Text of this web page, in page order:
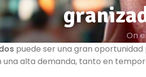
On
puede ser una gran
alta demanda, tanto en